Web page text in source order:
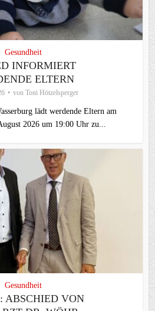
Gesundheit
INFORMIERT
ELTERN
von Toni Hötzelsperger
lädt werdende Eltern am
2026 um 19:00 Uhr zu...
Gesundheit
ABSCHIED VON